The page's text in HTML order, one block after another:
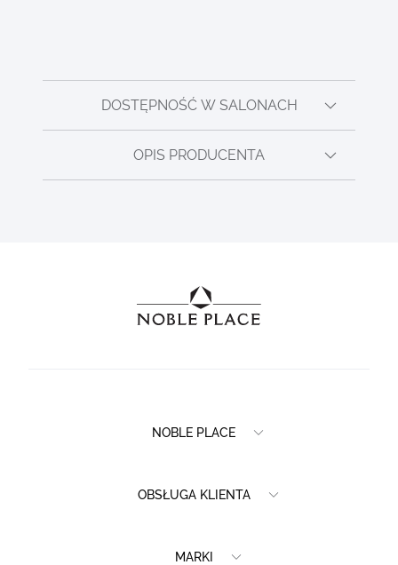
DOSTĘPNOŚĆ W SALONACH
OPIS PRODUCENTA
NOBLE PLACE
OBSŁUGA KLIENTA
MARKI